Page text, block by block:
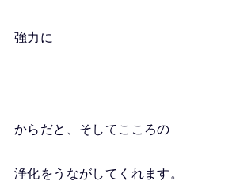
強力に
からだと、そしてこころの
浄化をうながしてくれます。